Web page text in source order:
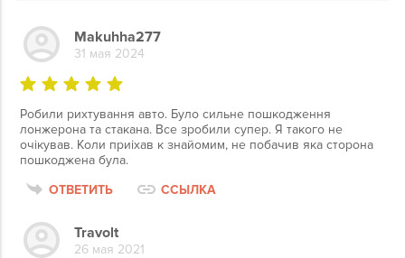
Makuhha277
31 мая 2024
Робили рихтування авто. Було сильне пошкодження
лонжерона та стакана. Все зробили супер. Я такого не
очікував. Коли приіхав к знайомим, не побачив яка сторона
пошкоджена була.
ОТВЕТИТЬ
ССЫЛКА
Travolt
26 мая 2021